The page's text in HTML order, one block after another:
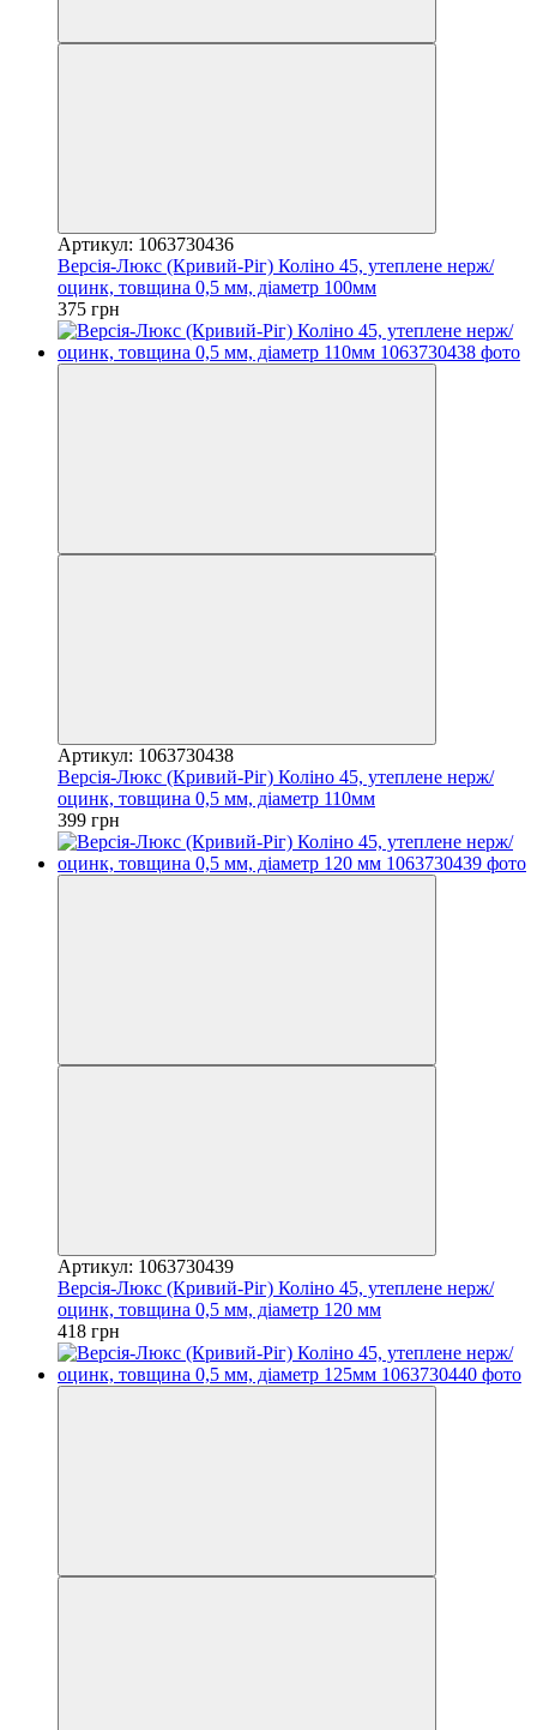
Артикул: 1063730436
Версія-Люкс (Кривий-Ріг) Коліно 45, утеплене нерж/
оцинк, товщина 0,5 мм, діаметр 100мм
375 грн
Артикул: 1063730438
Версія-Люкс (Кривий-Ріг) Коліно 45, утеплене нерж/
оцинк, товщина 0,5 мм, діаметр 110мм
399 грн
Артикул: 1063730439
Версія-Люкс (Кривий-Ріг) Коліно 45, утеплене нерж/
оцинк, товщина 0,5 мм, діаметр 120 мм
418 грн